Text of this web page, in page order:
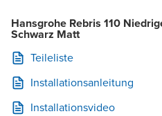
Hansgrohe Rebris 110
Schwarz Matt
Teileliste
Installationsanleitung
Installationsvideo